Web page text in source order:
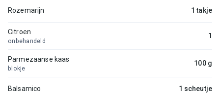
Rozemarijn 1 takje
Citroen
onbehandeld
1
Parmezaanse kaas
blokje
100 g
Balsamico 1 scheutje